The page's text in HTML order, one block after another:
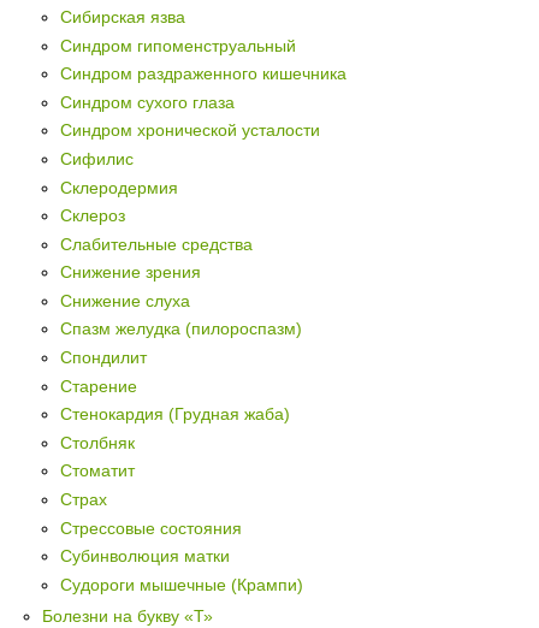
Сибирская язва
Синдром гипоменструальный
Синдром раздраженного кишечника
Синдром сухого глаза
Синдром хронической усталости
Сифилис
Склеродермия
Склероз
Слабительные средства
Снижение зрения
Снижение слуха
Спазм желудка (пилороспазм)
Спондилит
Старение
Стенокардия (Грудная жаба)
Столбняк
Стоматит
Страх
Стрессовые состояния
Субинволюция матки
Судороги мышечные (Крампи)
Болезни на букву «Т»